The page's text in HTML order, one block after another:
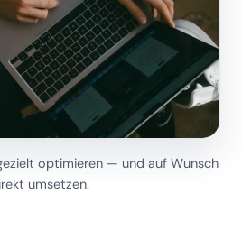
optimieren — und auf Wunsch
umsetzen.